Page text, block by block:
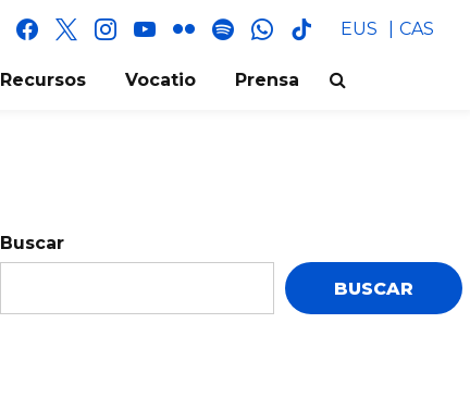
facebook
x instagram
youtube
flickr spotifywhatsapp
tik
EUS CAS
Recursos Vocatio Prensa
Buscar
BUSCAR